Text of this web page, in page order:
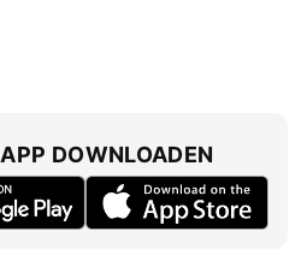
APP DOWNLOADEN